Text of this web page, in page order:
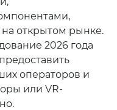
открытом рынке.
2026 года
операторов и
или VR-